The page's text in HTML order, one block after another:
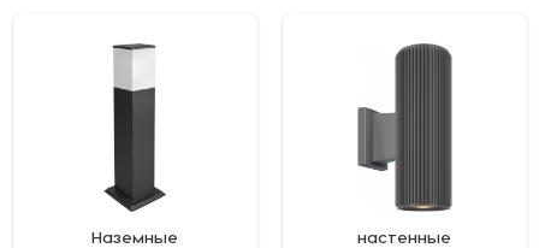
Наземные настенные